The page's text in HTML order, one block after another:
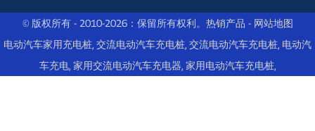
© 版权所有 - 2010-2026：保留所有权利。 热销产品 - 网站地图
电动汽车家用充电桩 交流电动汽车充电桩 交流电动汽车充电桩 电动汽
车充电, 家用交流电动汽车充电器 家用电动汽车充电桩,